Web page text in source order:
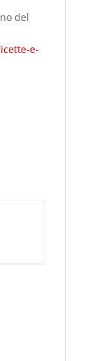
del
e-